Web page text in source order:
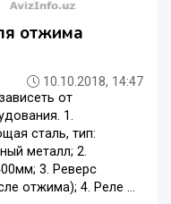
отжима
10.10.2018, 14:47
от
1.
сталь, тип:
металл; 2.
3. Реверс
отжима); 4. Реле ...